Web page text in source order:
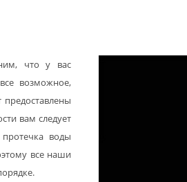
что у вас
возможное,
вам следует
воды
все наши